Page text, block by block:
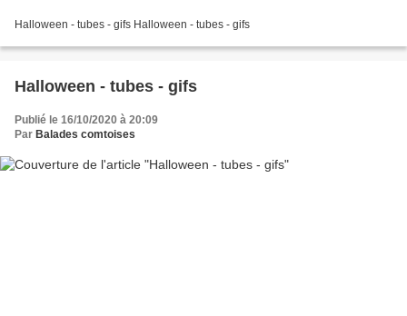
Halloween - tubes - gifs Halloween - tubes - gifs
Halloween - tubes - gifs
Publié le 16/10/2020 à 20:09
Par Balades comtoises